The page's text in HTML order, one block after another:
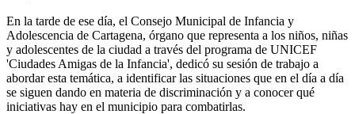
En la tarde de ese día, el Consejo Municipal de Infancia y
Adolescencia de Cartagena, órgano que representa a los niños, niñas
y adolescentes de la ciudad a través del programa de UNICEF
'Ciudades Amigas de la Infancia', dedicó su sesión de trabajo a
abordar esta temática, a identificar las situaciones que en el día a día
se siguen dando en materia de discriminación y a conocer qué
iniciativas hay en el municipio para combatirlas.